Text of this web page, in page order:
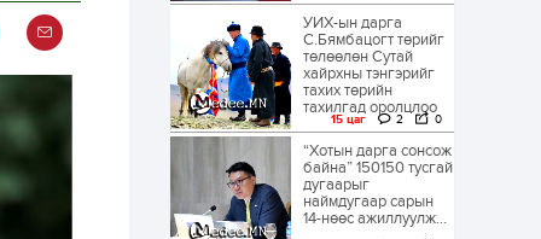
УИХ-ын дарга
С.Бямбацогт төрийг
төлөөлөн Сутай
хайрхны тэнгэрийг
тахих төрийн
тахилгад оролцлоо
15 цаг 2 0
“Хотын дарга сонсож
байна” 150150 тусгай
дугаарыг
наймдугаар сарын
14-нөөс ажиллуулж...